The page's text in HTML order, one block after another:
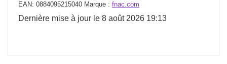
EAN: 0884095215040 Marque : fnac.com
Dernière mise à jour le 8 août 2026 19:13